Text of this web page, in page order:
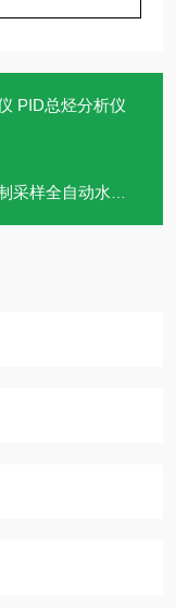
PID总烃分析仪
自动水样采样设备